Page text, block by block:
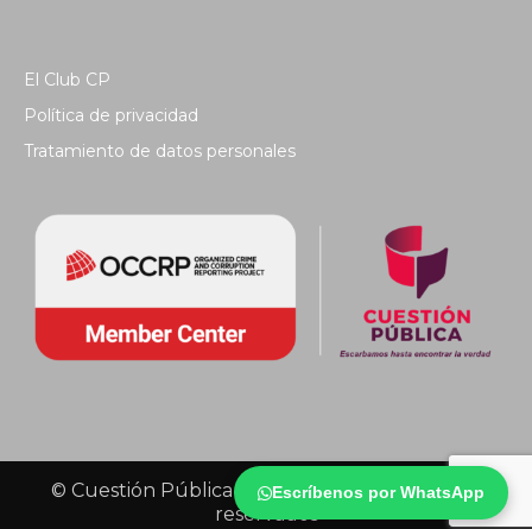
Escríbenos por WhatsApp
El Club CP
Política de privacidad
Tratamiento de datos personales
© Cuestión Pública 2018 - Todos los derechos
reservados